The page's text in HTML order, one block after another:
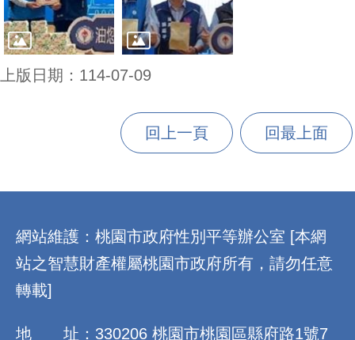
上版日期：114-07-09
回上一頁 回最上面
網站維護：桃園市政府性別平等辦公室 [本網
站之智慧財產權屬桃園市政府所有，請勿任意
轉載]
地 址：330206 桃園市桃園區縣府路1號7